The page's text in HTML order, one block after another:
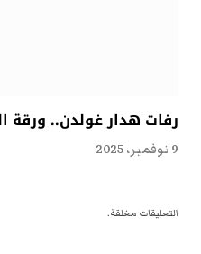
رفات هدار غولدن.. ورقة
9 نوفمبر، 2025
التعليقات مغلقة.